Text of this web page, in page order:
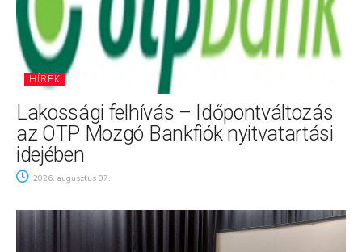
HÍREK
Lakossági felhívás – Időpontváltozás
az OTP Mozgó Bankfiók nyitvatartási
idejében
2026. augusztus 07.